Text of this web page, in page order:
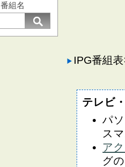
番組名
IPG番組
テレビ
パ
ス
ア
グ